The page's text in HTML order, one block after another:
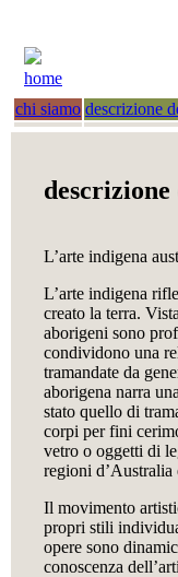
home
chi siamo descrizione
descrizione
L’arte indigena
L’arte indigena
creato la terra.
aborigeni sono
condividono una
tramandate da
aborigena narra
stato quello di
corpi per fini
vetro o oggetti di
regioni d’Australia
Il movimento
propri stili
opere sono
conoscenza